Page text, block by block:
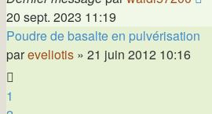
20 sept. 2023 11:19
Poudre de basalte en pulvérisation
pareveliotis » 21 juin 2012 10:16
1